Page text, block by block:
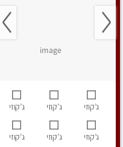
ג’קוזי ג’קוזי ג’קוזי
ג’קוזי ג’קוזי ג’קוזי